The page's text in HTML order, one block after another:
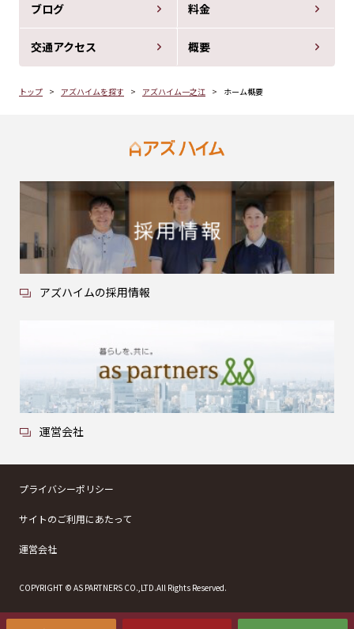
ブログ 料金
交通アクセス 概要
トップ アズハイムを探す アズハイム一之江 ホーム概要
アズハイムの採用情報
運営会社
プライバシーポリシー
サイトのご利用にあたって
運営会社
COPYRIGHT © AS PARTNERS CO.,LTD.All Rights Reserved.